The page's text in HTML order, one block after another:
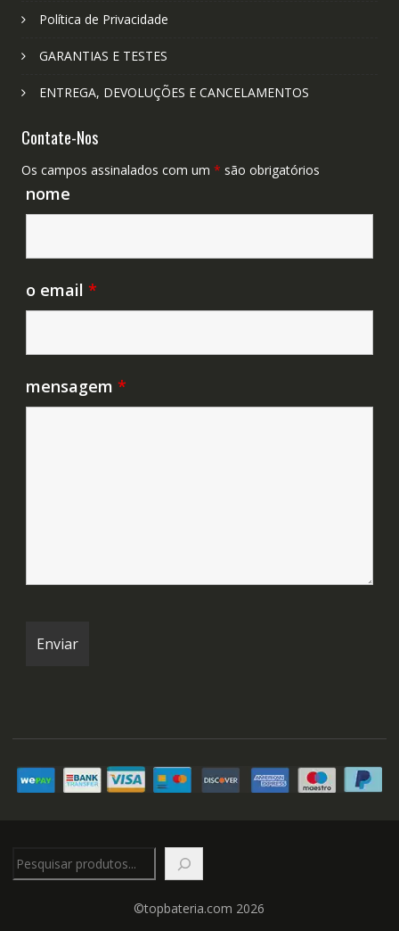
Política de Privacidade
GARANTIAS E TESTES
ENTREGA, DEVOLUÇÕES E CANCELAMENTOS
Contate-Nos
Os campos assinalados com um * são obrigatórios
nome
o email *
mensagem *
©topbateria.com 2026